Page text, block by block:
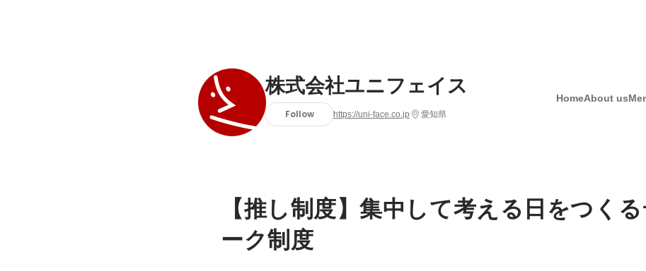
株式会社ユニフェイス
Follow https://uni-face.co.jp 愛知県
HomeAbout us
【推し制度】集中して考える日をつく
ーク制度